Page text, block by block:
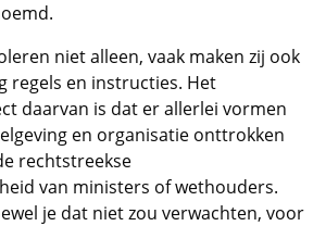
niet alleen, vaak maken zij ook
regels en instructies. Het
daarvan is dat er allerlei vormen
en organisatie onttrokken
rechtstreekse
van ministers of wethouders.
je dat niet zou verwachten, voor